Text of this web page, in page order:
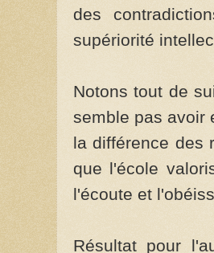
des
supériorité
Notons tout de
semble pas avoir
la différence des
que l'école
l'écoute et
Résultat pour